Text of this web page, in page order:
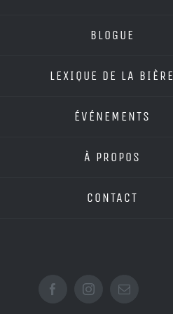
BLOGUE
LEXIQUE DE LA BIÈRE
ÉVÉNEMENTS
À PROPOS
CONTACT
FacebookInstagramEmail